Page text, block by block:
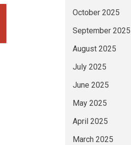
October 2025
September 2025
August 2025
July 2025
June 2025
May 2025
April 2025
March 2025